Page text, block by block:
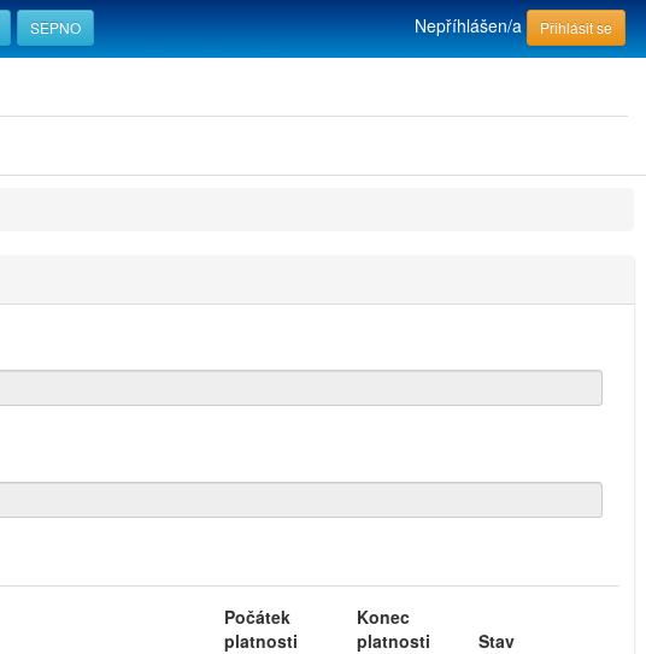
SEPNO Nepříhlášen/a Přihlásit se
Počátek
platnosti
Konec
platnosti
Stav